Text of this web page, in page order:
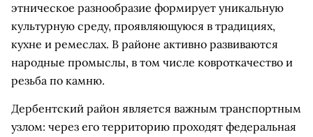
этническое разнообразие формирует уникальную
культурную среду, проявляющуюся в традициях,
кухне и ремеслах. В районе активно развиваются
народные промыслы, в том числе ковроткачество и
резьба по камню.
Дербентский район является важным транспортным
узлом: через его территорию проходят федеральная